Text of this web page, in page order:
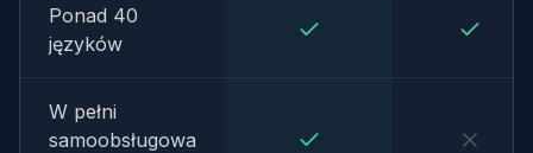
Ponad 40
języków
W pełni
samoobsługowa